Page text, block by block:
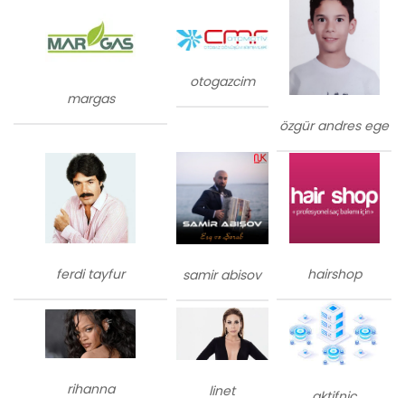
margas
otogazcim
özgür andres ege
ferdi tayfur samir abisov hairshop
rihanna linet